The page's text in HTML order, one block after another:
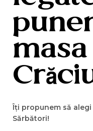
masa
Îți propunem să alegi
Sărbători!